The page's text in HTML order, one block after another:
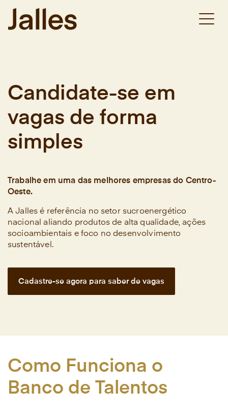
Candidate-se em
vagas de forma
simples
Trabalhe em uma das melhores empresas do Centro-
Oeste.
A Jalles é referência no setor sucroenergético
nacional aliando produtos de alta qualidade, ações
socioambientais e foco no desenvolvimento
sustentável.
Cadastre-se agora para saber de vagas
Como Funciona o
Banco de Talentos